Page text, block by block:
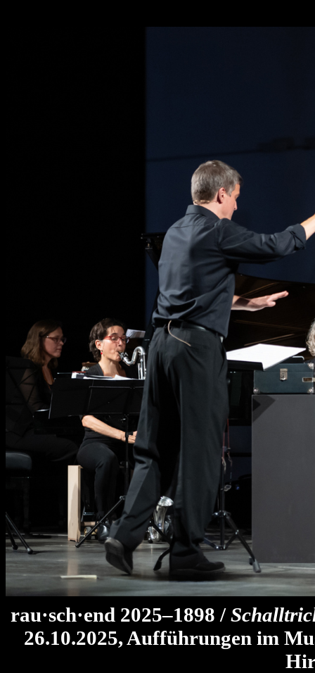
rau·sch·end 2025–1898 /
26.10.2025, Aufführungen im